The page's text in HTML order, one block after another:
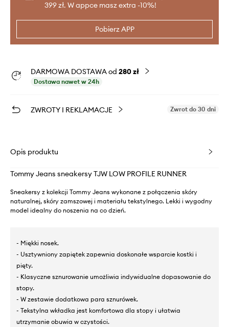
399 zł. W appce masz extra -10%!
Pobierz APP
DARMOWA DOSTAWA od 280 zł
Dostawa nawet w 24h
ZWROTY I REKLAMACJE Zwrot do 30 dni
Opis produktu
Tommy Jeans sneakersy TJW LOW PROFILE RUNNER
Sneakersy z kolekcji Tommy Jeans wykonane z połączenia skóry
naturalnej, skóry zamszowej i materiału tekstylnego. Lekki i wygodny
model idealny do noszenia na co dzień.
- Miękki nosek.
- Usztywniony zapiętek zapewnia doskonałe wsparcie kostki i
pięty.
- Klasyczne sznurowanie umożliwia indywidualne dopasowanie do
stopy.
- W zestawie dodatkowa para sznurówek.
- Tekstylna wkładka jest komfortowa dla stopy i ułatwia
utrzymanie obuwia w czystości.